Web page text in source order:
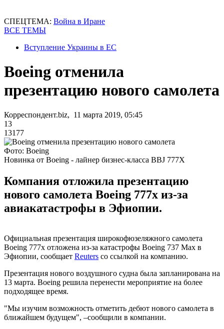
СПЕЦТЕМА: Война в Иране
ВСЕ ТЕМЫ
Вступление Украины в ЕС
Boeing отменила
презентацию нового самолета
Корреспондент.biz, 11 марта 2019, 05:45
13
13177
Фото: Boeing
Новинка от Boeing - лайнер бизнес-класса BBJ 777X
Компания отложила презентацию
нового самолета Boeing 777x из-за
авиакатастрофы в Эфиопии.
Официальная презентация широкофюзеляжного самолета
Boeing 777x отложена из-за катастрофы Boeing 737 Max в
Эфиопии, сообщает Reuters со ссылкой на компанию.
Презентация нового воздушного судна была запланирована на
13 марта. Boeing решила перенести мероприятие на более
подходящее время.
"Мы изучим возможность отметить дебют нового самолета в
ближайшем будущем", –сообщили в компании.